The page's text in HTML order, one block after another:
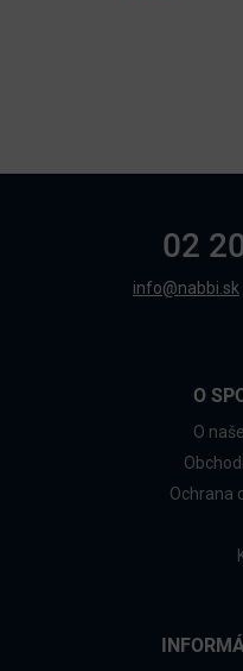
02
info@nabbi.sk
O
O
Ochrana